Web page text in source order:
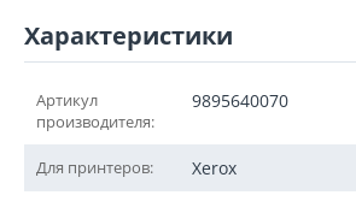
Характеристики
Артикул
производителя:
9895640070
Для принтеров: Xerox